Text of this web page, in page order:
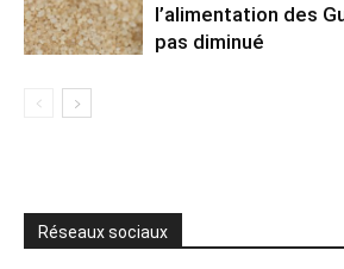
l’alimentation des
pas diminué
Réseaux sociaux